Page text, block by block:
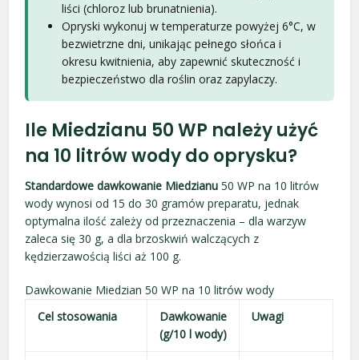
liści (chloroz lub brunatnienia).
Opryski wykonuj w temperaturze powyżej 6°C, w
bezwietrzne dni, unikając pełnego słońca i
okresu kwitnienia, aby zapewnić skuteczność i
bezpieczeństwo dla roślin oraz zapylaczy.
Ile Miedzianu 50 WP należy użyć
na 10 litrów wody do oprysku?
Standardowe dawkowanie Miedzianu 50 WP na 10 litrów
wody wynosi od 15 do 30 gramów preparatu, jednak
optymalna ilość zależy od przeznaczenia – dla warzyw
zaleca się 30 g, a dla brzoskwiń walczących z
kędzierzawością liści aż 100 g.
Dawkowanie Miedzian 50 WP na 10 litrów wody
Cel stosowania
Dawkowanie
(g/10 l wody)
Uwagi